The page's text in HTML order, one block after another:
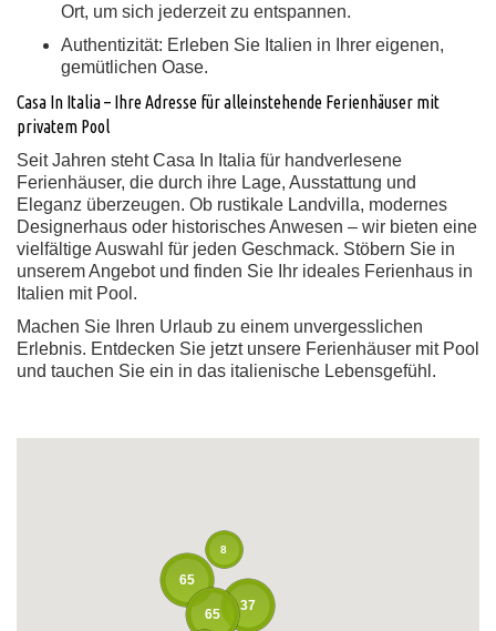
Ort, um sich jederzeit zu entspannen.
Authentizität: Erleben Sie Italien in Ihrer eigenen,
gemütlichen Oase.
Casa In Italia – Ihre Adresse für alleinstehende Ferienhäuser mit
privatem Pool
Seit Jahren steht Casa In Italia für handverlesene
Ferienhäuser, die durch ihre Lage, Ausstattung und
Eleganz überzeugen. Ob rustikale Landvilla, modernes
Designerhaus oder historisches Anwesen – wir bieten eine
vielfältige Auswahl für jeden Geschmack. Stöbern Sie in
unserem Angebot und finden Sie Ihr ideales Ferienhaus in
Italien mit Pool.
Machen Sie Ihren Urlaub zu einem unvergesslichen
Erlebnis. Entdecken Sie jetzt unsere Ferienhäuser mit Pool
und tauchen Sie ein in das italienische Lebensgefühl.
65
37
65
8